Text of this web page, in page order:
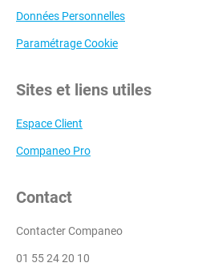
Données Personnelles
Paramétrage Cookie
Sites et liens utiles
Espace Client
Companeo Pro
Contact
Contacter Companeo
01 55 24 20 10